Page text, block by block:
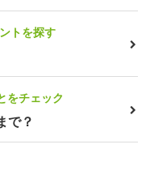
トを探す
をチェック
で？